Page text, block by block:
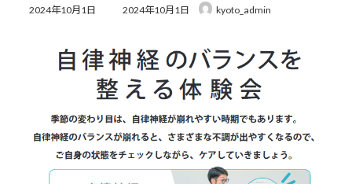
2024年10月1日
最
新
日
時
2024年10月1日 kyoto_admin